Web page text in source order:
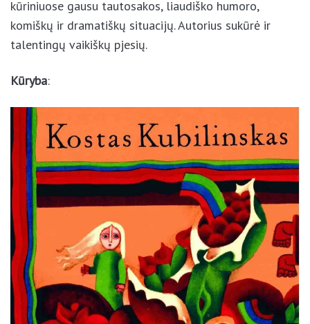
situacijų. Autorius sukūrė ir talentingų vaikiškų
pjesių.
Kūryba